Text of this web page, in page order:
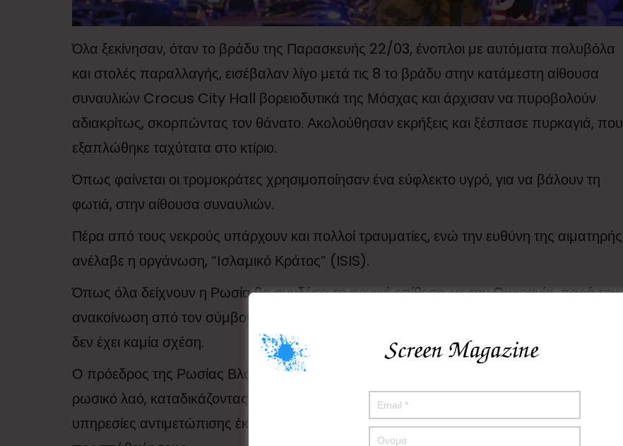
Όλα ξεκίνησαν, όταν το βράδυ της Παρασκευής 22/03, ένοπλοι με αυτόματα πολυβόλα
και στολές παραλλαγής, εισέβαλαν λίγο μετά τις 8 το βράδυ στην κατάμεστη αίθουσα
συναυλιών Crocus City Hall βορειοδυτικά της Μόσχας και άρχισαν να πυροβολούν
αδιακρίτως, σκορπώντας τον θάνατο. Ακολούθησαν εκρήξεις και ξέσπασε πυρκαγιά, που
εξαπλώθηκε ταχύτατα στο κτίριο.
Όπως φαίνεται οι τρομοκράτες χρησιμοποίησαν ένα εύφλεκτο υγρό, για να βάλουν τη
φωτιά, στην αίθουσα συναυλιών.
Πέρα από τους νεκρούς υπάρχουν και πολλοί τραυματίες, ενώ την ευθύνη της αιματηρής
ανέλαβε η οργάνωση, “Ισλαμικό Κράτος” (ISIS).
Όπως όλα δείχνουν η Ρωσία θα συνδέσει τη φονική επίθεση, με την Ουκρανία, παρά την
ανακοίνωση από τον σύμβουλο του Ουκρανού προέδρου Μιχαΐλο Ποντόλιακ ότι το Κίεβο,
δεν έχει καμία σχέση.
Ο πρόεδρος της Ρωσίας Βλαντίμιρ Πούτιν απεύθυνε τηλεοπτικό διάγγελμα προς το
ρωσικό λαό, καταδικάζοντας τη “βάρβαρη τρομοκρατική επίθεση”, ενώ ευχαρίστησε τις
υπηρεσίες αντιμετώπισης έκτακτων καταστάσεων και τις ειδικές υπηρεσίες, για τις